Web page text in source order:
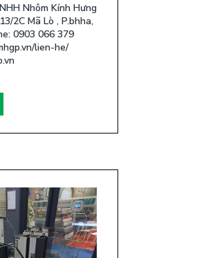
Nhôm Kính Hưng
2C Mã Lò , P.bhha,
0903 066 379
lien-he/